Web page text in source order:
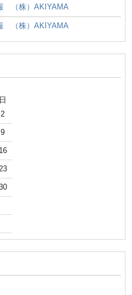
（株）AKIYAMA
（株）AKIYAMA
日
2
9
16